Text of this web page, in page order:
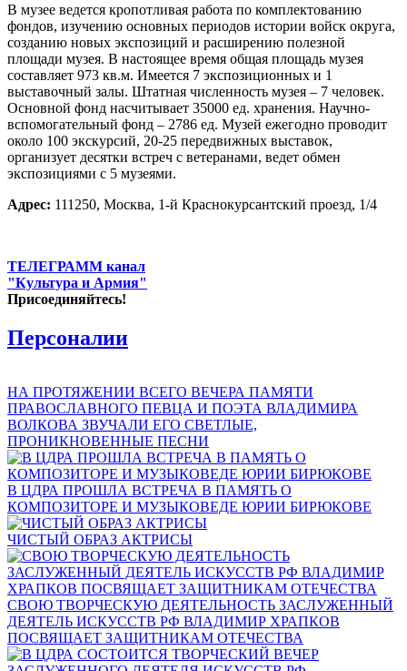
В музее ведется кропотливая работа по комплектованию
фондов, изучению основных периодов истории войск округа,
созданию новых экспозиций и расширению полезной
площади музея. В настоящее время общая площадь музея
составляет 973 кв.м. Имеется 7 экспозиционных и 1
выставочный залы. Штатная численность музея – 7 человек.
Основной фонд насчитывает 35000 ед. хранения. Научно-
вспомогательный фонд – 2786 ед. Музей ежегодно проводит
около 100 экскурсий, 20-25 передвижных выставок,
организует десятки встреч с ветеранами, ведет обмен
экспозициями с 5 музеями.
Адрес: 111250, Москва, 1-й Краснокурсантский проезд, 1/4
ТЕЛЕГРАММ канал
"Культура и Армия"
Присоединяйтесь!
Персоналии
НА ПРОТЯЖЕНИИ ВСЕГО ВЕЧЕРА ПАМЯТИ
ПРАВОСЛАВНОГО ПЕВЦА И ПОЭТА ВЛАДИМИРА
ВОЛКОВА ЗВУЧАЛИ ЕГО СВЕТЛЫЕ,
ПРОНИКНОВЕННЫЕ ПЕСНИ
В ЦДРА ПРОШЛА ВСТРЕЧА В ПАМЯТЬ О
КОМПОЗИТОРЕ И МУЗЫКОВЕДЕ ЮРИИ БИРЮКОВЕ
ЧИСТЫЙ ОБРАЗ АКТРИСЫ
СВОЮ ТВОРЧЕСКУЮ ДЕЯТЕЛЬНОСТЬ ЗАСЛУЖЕННЫЙ
ДЕЯТЕЛЬ ИСКУССТВ РФ ВЛАДИМИР ХРАПКОВ
ПОСВЯЩАЕТ ЗАЩИТНИКАМ ОТЕЧЕСТВА